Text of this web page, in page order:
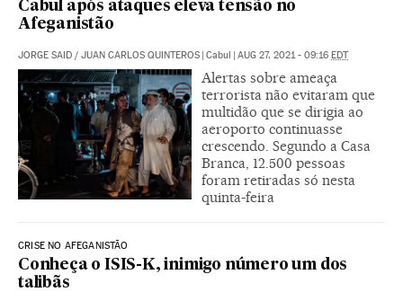
Cabul após ataques eleva tensão no
Afeganistão
JORGE SAID / JUAN CARLOS QUINTEROS | Cabul | AUG 27, 2021 - 09:16 EDT
Alertas sobre ameaça
terrorista não evitaram que
multidão que se dirigia ao
aeroporto continuasse
crescendo. Segundo a Casa
Branca, 12.500 pessoas
foram retiradas só nesta
quinta-feira
CRISE NO AFEGANISTÃO
Conheça o ISIS-K, inimigo número um dos
talibãs